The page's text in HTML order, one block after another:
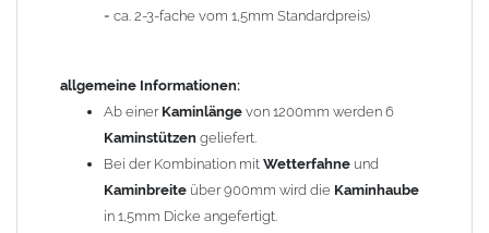
= ca. 2-3-fache vom 1,5mm Standardpreis)
allgemeine Informationen:
Ab einer Kaminlänge von 1200mm werden 6
Kaminstützen geliefert.
Bei der Kombination mit Wetterfahne und
Kaminbreite über 900mm wird die Kaminhaube
in 1,5mm Dicke angefertigt.